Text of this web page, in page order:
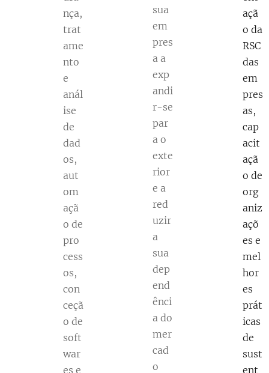
nça,
trat
ame
nto
e
anál
ise
de
dad
os,
aut
om
açã
o de
pro
cess
os,
con
ceçã
o de
soft
war
es e
sua
em
pres
a a
exp
andi
r-se
par
a o
exte
rior
e a
red
uzir
a
sua
dep
end
ênci
a do
mer
cad
o
açã
o da
RSC
das
em
pres
as,
cap
acit
açã
o de
org
aniz
açõ
es e
mel
hor
es
prát
icas
de
sust
ent